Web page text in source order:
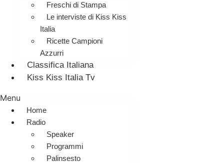
Freschi di Stampa
Le interviste di Kiss Kiss
Italia
Ricette Campioni
Azzurri
Classifica Italiana
Kiss Kiss Italia Tv
Menu
Home
Radio
Speaker
Programmi
Palinsesto